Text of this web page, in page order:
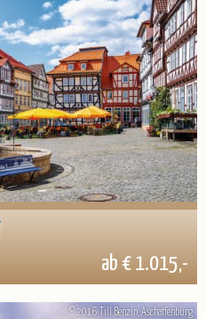
ab € 1.015,-
© 2016 Till Benzin, Aschaffenburg